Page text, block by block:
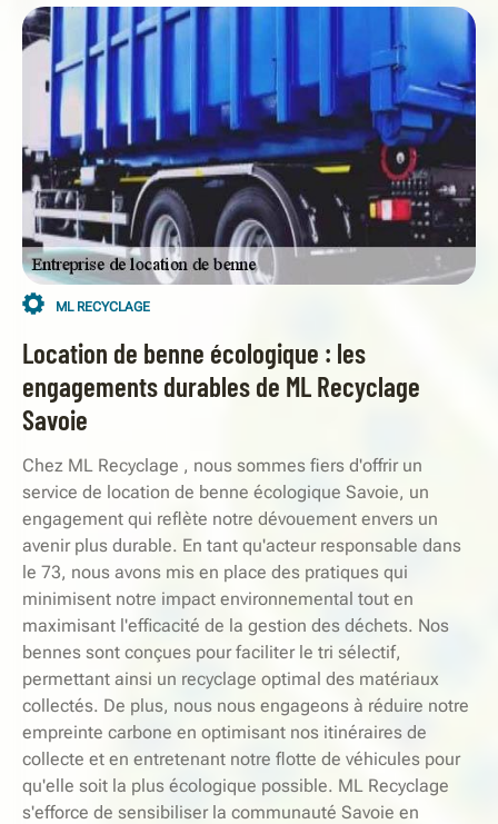
ML RECYCLAGE
Location de benne écologique : les
engagements durables de ML Recyclage
Savoie
Chez ML Recyclage , nous sommes fiers d'offrir un
service de location de benne écologique Savoie, un
engagement qui reflète notre dévouement envers un
avenir plus durable. En tant qu'acteur responsable dans
le 73, nous avons mis en place des pratiques qui
minimisent notre impact environnemental tout en
maximisant l'efficacité de la gestion des déchets. Nos
bennes sont conçues pour faciliter le tri sélectif,
permettant ainsi un recyclage optimal des matériaux
collectés. De plus, nous nous engageons à réduire notre
empreinte carbone en optimisant nos itinéraires de
collecte et en entretenant notre flotte de véhicules pour
qu'elle soit la plus écologique possible. ML Recyclage
s'efforce de sensibiliser la communauté Savoie en